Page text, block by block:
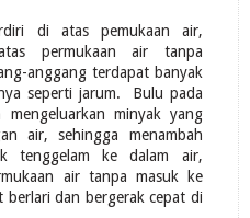
di atas pemukaan air,
permukaan air tanpa
anggang terdapat banyak
seperti jarum. Bulu pada
mengeluarkan minyak yang
air, sehingga menambah
tenggelam ke dalam air,
air tanpa masuk ke
berlari dan bergerak cepat di